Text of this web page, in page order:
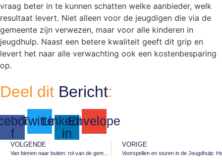
vraag beter in te kunnen schatten welke aanbieder, welk
resultaat levert. Niet alleen voor de jeugdigen die via de
gemeente zijn verwezen, maar voor alle kinderen in
jeugdhulp. Naast een betere kwaliteit geeft dit grip en
levert het naar alle verwachting ook een kostenbesparing
op.
Deel dit Bericht:
f
TwitterLinkedin-
in
Envelope
VOLGENDE
Van binnen naar buiten: rol van de gemeente bij re-integratie van (ex-)gedetineerde inwoner
VORIGE
Voorspellen en sturen in de Jeugdhulp: